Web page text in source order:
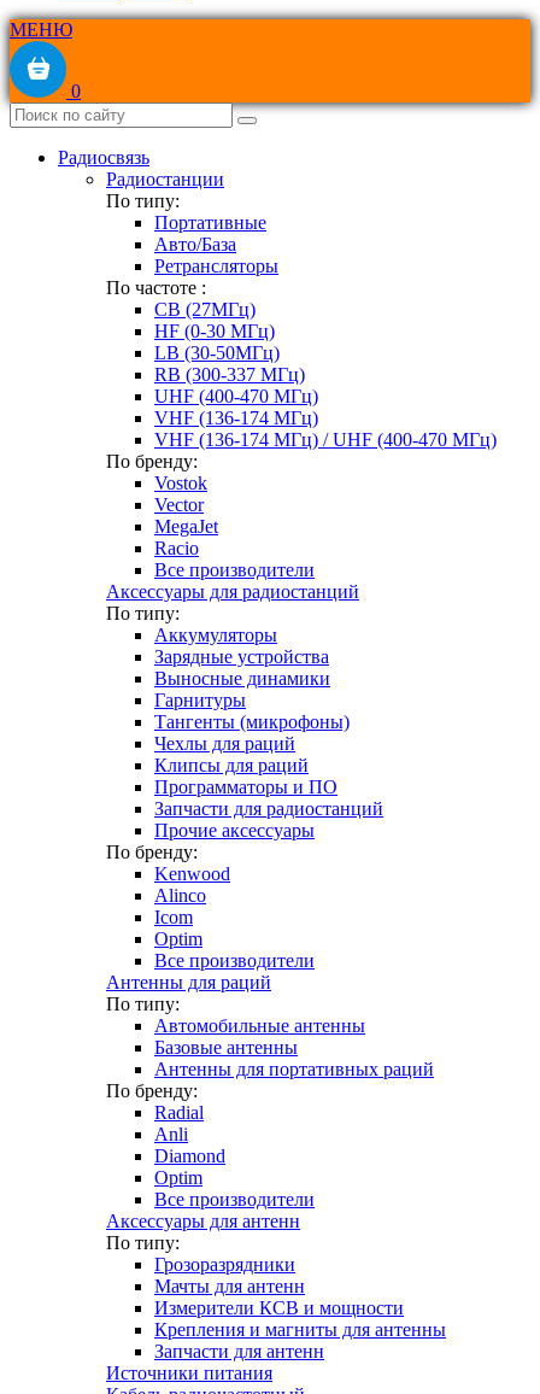
МЕНЮ
0
Радиосвязь
Радиостанции
По типу:
Портативные
Авто/База
Ретрансляторы
По частоте :
CB (27МГц)
HF (0-30 МГц)
LB (30-50МГц)
RB (300-337 МГц)
UHF (400-470 МГц)
VHF (136-174 МГц)
VHF (136-174 МГц) / UHF (400-470 МГц)
По бренду:
Vostok
Vector
MegaJet
Racio
Все производители
Аксессуары для радиостанций
По типу:
Аккумуляторы
Зарядные устройства
Выносные динамики
Гарнитуры
Тангенты (микрофоны)
Чехлы для раций
Клипсы для раций
Программаторы и ПО
Запчасти для радиостанций
Прочие аксессуары
По бренду:
Kenwood
Alinco
Icom
Optim
Все производители
Антенны для раций
По типу:
Автомобильные антенны
Базовые антенны
Антенны для портативных раций
По бренду:
Radial
Anli
Diamond
Optim
Все производители
Аксессуары для антенн
По типу:
Грозоразрядники
Мачты для антенн
Измерители КСВ и мощности
Крепления и магниты для антенны
Запчасти для антенн
Источники питания